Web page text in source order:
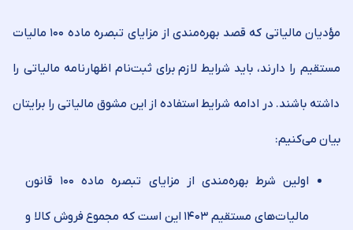
مؤدیان مالیاتی که قصد بهره‌مندی از مزایای تبصره ماده ۱۰۰ مالیات
مستقیم را دارند، باید شرایط لازم برای ثبت‌نام اظهارنامه مالیاتی را
داشته باشند. در ادامه شرایط استفاده از این مشوق مالیاتی را برایتان
بیان می‌کنیم:
اولین شرط بهره‌مندی از مزایای تبصره ماده ۱۰۰ قانون
مالیات‌های مستقیم ۱۴۰۳ این است که مجموع فروش کالا و